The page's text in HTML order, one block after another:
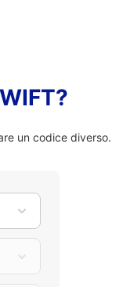
un codice diverso.